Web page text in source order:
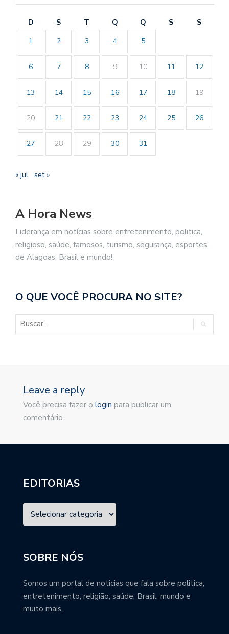
D S T Q Q S
S
1
2 3 4 5
6 7 8 9 10 11 12
13 14 15 16 17 18 19
20 21 22 23 24 25 26
27 28 29 30 31
« jul set »
A Hora News
Liderança em notícias sobre entretenimento, politica,
religioso, saúde, famosos, turismo, segurança, esportes
de Alagoas, Brasil e mundo!
O QUE VOCÊ PROCURA NO SITE?
Leave a reply
Você precisa fazer o login para publicar um
comentário.
EDITORIAS
SOBRE NÓS
Somos um portal de noticias que fala sobre politica,
entretenimento, religião, saúde, Brasil, mundo e
muito mais.